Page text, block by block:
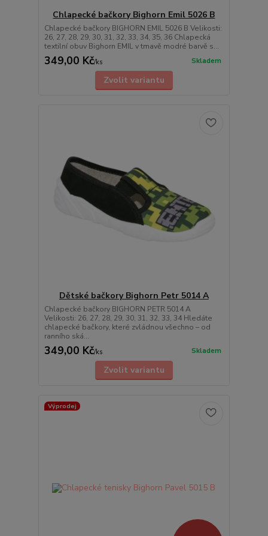
Chlapecké bačkory Bighorn Emil 5026 B
Chlapecké bačkory BIGHORN EMIL 5026 B Velikosti:
26, 27, 28, 29, 30, 31, 32, 33, 34, 35, 36 Chlapecká
textilní obuv Bighorn EMIL v tmavě modré barvě s...
349,00 Kč/ks Skladem
Zvolit variantu
Dětské bačkory Bighorn Petr 5014 A
Chlapecké bačkory BIGHORN PETR 5014 A
Velikosti: 26, 27, 28, 29, 30, 31, 32, 33, 34 Hledáte
chlapecké bačkory, které zvládnou všechno – od
ranního ská...
349,00 Kč/ks Skladem
Zvolit variantu
Výprodej